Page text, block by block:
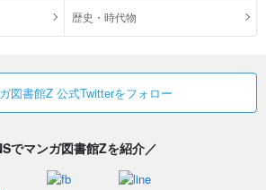
歴史・時代物
図書館Z 公式Twitterをフォロー
でマンガ図書館Zを紹介／